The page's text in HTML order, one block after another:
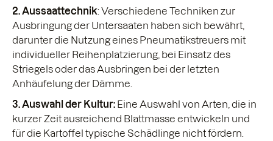
2. Aussaattechnik: Verschiedene Techniken zur
Ausbringung der Untersaaten haben sich bewährt,
darunter die Nutzung eines Pneumatikstreuers mit
individueller Reihenplatzierung, bei Einsatz des
Striegels oder das Ausbringen bei der letzten
Anhäufelung der Dämme.
3. Auswahl der Kultur: Eine Auswahl von Arten, die in
kurzer Zeit ausreichend Blattmasse entwickeln und
für die Kartoffel typische Schädlinge nicht fördern.